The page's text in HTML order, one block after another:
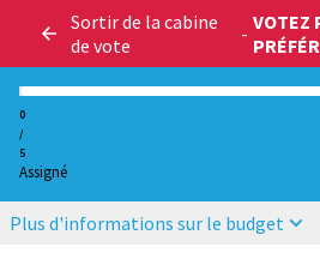
Sortir de la cabine
de vote
- VOTEZ
0
/
5
Assigné
Plus d'informations sur le budget